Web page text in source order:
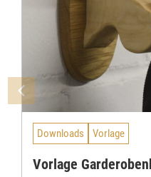
,
0
€
Downloads Vorlage
Vorlage